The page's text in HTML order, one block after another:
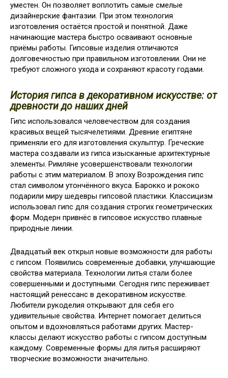
уместен. Он позволяет воплотить самые смелые
дизайнерские фантазии. При этом технология
изготовления остаётся простой и понятной. Даже
начинающие мастера быстро осваивают основные
приёмы работы. Гипсовые изделия отличаются
долговечностью при правильном изготовлении. Они не
требуют сложного ухода и сохраняют красоту годами.
История гипса в декоративном искусстве: от
древности до наших дней
Гипс использовался человечеством для создания
красивых вещей тысячелетиями. Древние египтяне
применяли его для изготовления скульптур. Греческие
мастера создавали из гипса изысканные архитектурные
элементы. Римляне усовершенствовали технологии
работы с этим материалом. В эпоху Возрождения гипс
стал символом утончённого вкуса. Барокко и рококо
подарили миру шедевры гипсовой пластики. Классицизм
использовал гипс для создания строгих геометрических
форм. Модерн привнёс в гипсовое искусство плавные
природные линии.
Двадцатый век открыл новые возможности для работы
с гипсом. Появились современные добавки, улучшающие
свойства материала. Технологии литья стали более
совершенными и доступными. Сегодня гипс переживает
настоящий ренессанс в декоративном искусстве.
Любители рукоделия открывают для себя его
удивительные свойства. Интернет помогает делиться
опытом и вдохновляться работами других. Мастер-
классы делают искусство работы с гипсом доступным
каждому. Современные формы для литья расширяют
творческие возможности значительно.